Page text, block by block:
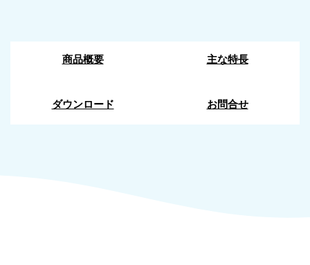
商品概要 主な特長
ダウンロード お問合せ